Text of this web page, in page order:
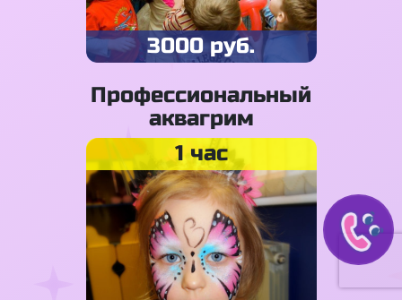
3000 руб.
Профессиональный
аквагрим
1 час